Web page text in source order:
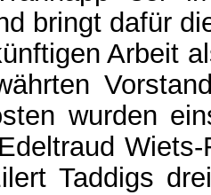
bringt dafür
Arbeit
wurden
Taddigs